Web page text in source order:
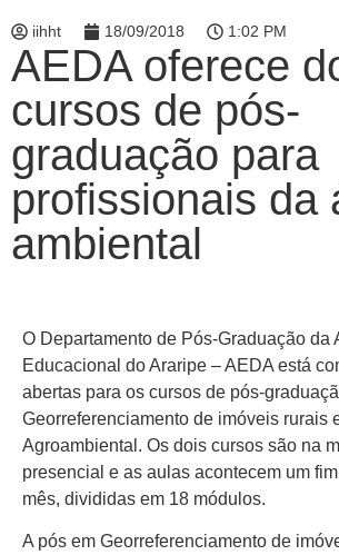
iihht 18/09/2018 1:02 PM
AEDA oferece
cursos de pós-
graduação para
profissionais da
ambiental
O Departamento de Pós-Graduação da
Educacional do Araripe – AEDA está
abertas para os cursos de pós-
Georreferenciamento de imóveis rurais
Agroambiental. Os dois cursos são na
presencial e as aulas acontecem um
mês, divididas em 18 módulos.
A pós em Georreferenciamento de